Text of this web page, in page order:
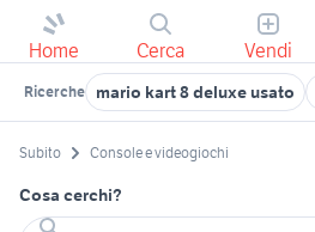
Home Cerca Vendi
Ricerche mario kart 8 deluxe usato
Subito Console e videogiochi
Cosa cerchi?